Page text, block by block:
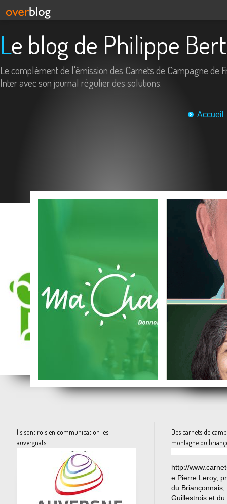
Le blog de Philippe
Le complément de l'émission des Carnets de Campagne de
Inter avec son journal régulier des solutions.
Accueil
Ethi'Kdo, la carte d'achat en ligne des produits solidaires et responsables
La semence paysanne, la vraie, libre de droits.
Les vieux et
Ils sont rois en communication les
auvergnats...
Des carnets de
montagne du
http://
e Pierre Leroy,
du
Guillestrois et